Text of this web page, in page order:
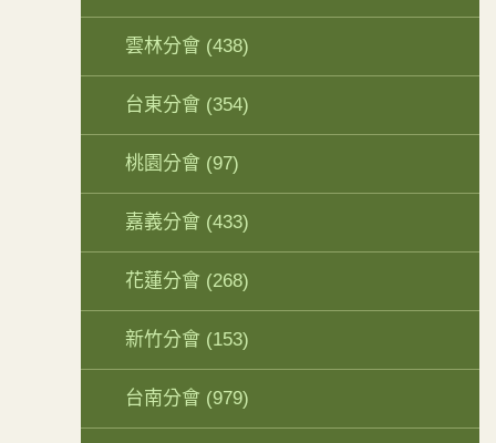
雲林分會 (438)
台東分會 (354)
桃園分會 (97)
嘉義分會 (433)
花蓮分會 (268)
新竹分會 (153)
台南分會 (979)